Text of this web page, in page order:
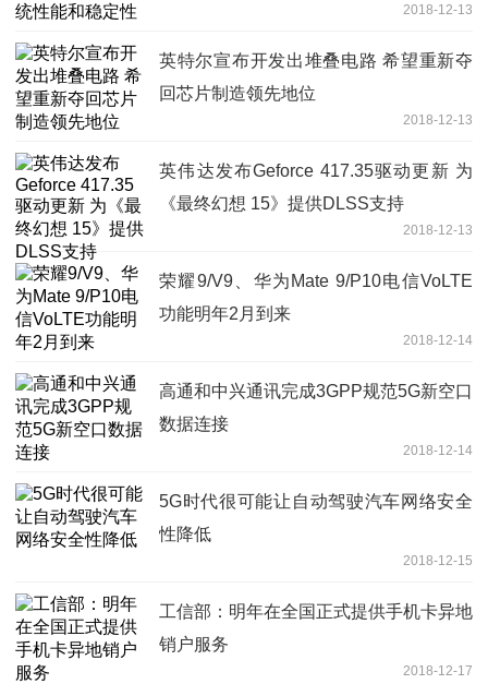
2018-12-13
英特尔宣布开发出堆叠电路 希望重新夺
回芯片制造领先地位
2018-12-13
英伟达发布Geforce 417.35驱动更新 为
《最终幻想 15》提供DLSS支持
2018-12-13
荣耀9/V9、华为Mate 9/P10电信VoLTE
功能明年2月到来
2018-12-14
高通和中兴通讯完成3GPP规范5G新空口
数据连接
2018-12-14
5G时代很可能让自动驾驶汽车网络安全
性降低
2018-12-15
工信部：明年在全国正式提供手机卡异地
销户服务
2018-12-17